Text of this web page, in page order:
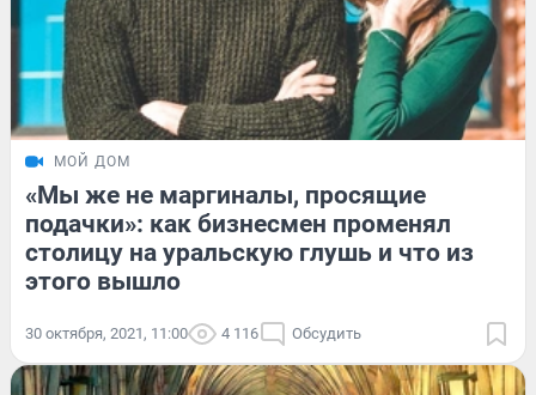
МОЙ ДОМ
«Мы же не маргиналы, просящие
подачки»: как бизнесмен променял
столицу на уральскую глушь и что из
этого вышло
30 октября, 2021, 11:00 4 116 Обсудить